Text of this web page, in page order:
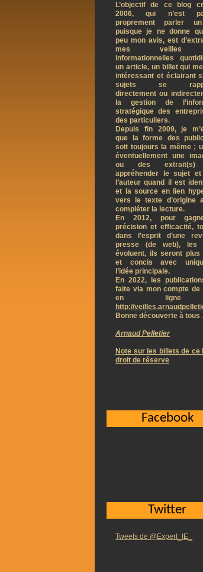
L’objectif de ce blog
2006, qui n’est
proprement parler
puisque je ne donne
peu mon avis, est
mes veilles
informationnelles
un article, un billet qui
intéressant et éclairant
sujets se
directement ou
la gestion de
stratégique des
des particuliers.
Depuis fin 2009, je
que la forme des
soit toujours la même ;
éventuellement une
ou des extrait(s)
appréhender le sujet et
l’auteur quand il est
et la source en lien
vers le texte d’origine
compléter la lecture.
En 2012, pour
précision et efficacité,
dans l’esprit d’une
presse (de web), les
évoluent, ils seront plus
et concis avec
l’idée principale.
En 2022, les
faite via mon compte de
en
http://
Bonne découverte à
Arnaud Pelletier
Note sur les billets de ce
droit de réserve
Facebook
Twitter
Tweets de @Expert_IE_